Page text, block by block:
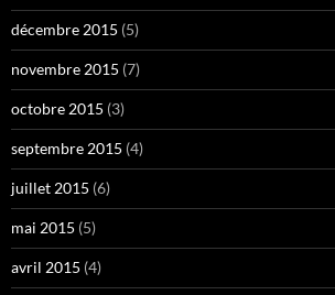
décembre 2015 (5)
novembre 2015 (7)
octobre 2015 (3)
septembre 2015 (4)
juillet 2015 (6)
mai 2015 (5)
avril 2015 (4)